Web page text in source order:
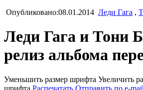
Опубликовано:08.01.2014 Леди Гага ,
Леди Гага и Тони
релиз альбома
Уменьшить размер шрифта Увеличить
шрифта Распечатать Отправить по e-mail